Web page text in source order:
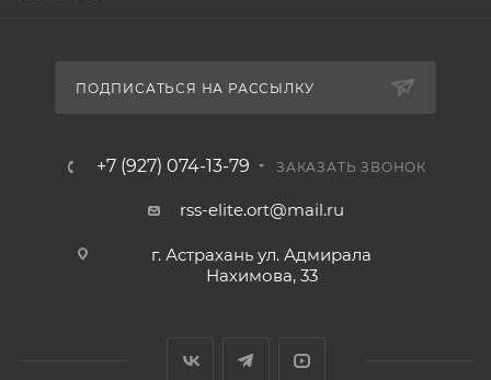
ПОДПИСАТЬСЯ НА РАССЫЛКУ
+7 (927) 074-13-79 ЗАКАЗАТЬ ЗВОНОК
rss-elite.ort@mail.ru
г. Астрахань ул. Адмирала
Нахимова, 33